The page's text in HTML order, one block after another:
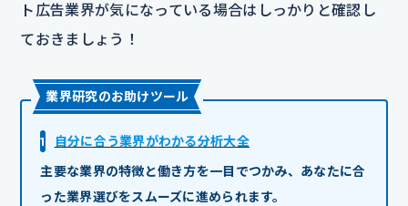
ト広告業界が気になっている場合はしっかりと確認し
ておきましょう！
業界研究のお助けツール
1
自分に合う業界がわかる分析大全
主要な業界の特徴と働き方を一目でつかみ、あなたに合
った業界選びをスムーズに進められます。